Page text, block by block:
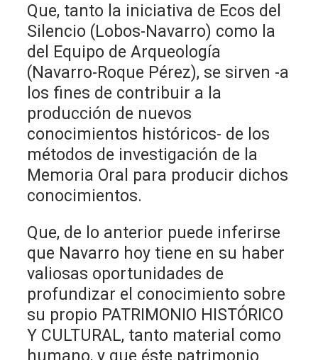
Que, tanto la iniciativa de Ecos del
Silencio (Lobos-Navarro) como la
del Equipo de Arqueología
(Navarro-Roque Pérez), se sirven -a
los fines de contribuir a la
producción de nuevos
conocimientos históricos- de los
métodos de investigación de la
Memoria Oral para producir dichos
conocimientos.
Que, de lo anterior puede inferirse
que Navarro hoy tiene en su haber
valiosas oportunidades de
profundizar el conocimiento sobre
su propio PATRIMONIO HISTÓRICO
Y CULTURAL, tanto material como
humano, y que éste patrimonio